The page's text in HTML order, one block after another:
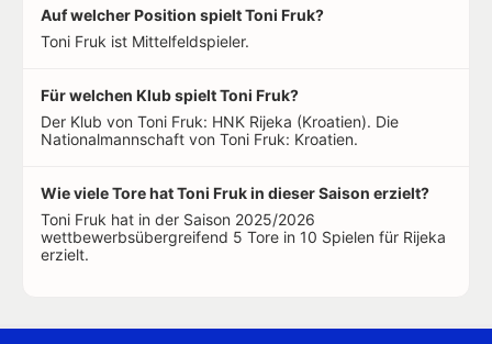
Auf welcher Position spielt Toni Fruk?
Toni Fruk ist Mittelfeldspieler.
Für welchen Klub spielt Toni Fruk?
Der Klub von Toni Fruk: HNK Rijeka (Kroatien). Die
Nationalmannschaft von Toni Fruk: Kroatien.
Wie viele Tore hat Toni Fruk in dieser Saison erzielt?
Toni Fruk hat in der Saison 2025/2026
wettbewerbsübergreifend 5 Tore in 10 Spielen für Rijeka
erzielt.